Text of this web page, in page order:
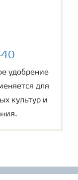
40
удобрение
для
культур и